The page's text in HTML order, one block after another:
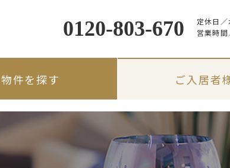
0120-803-670 定休日／
営業時間
物件を探す ご入居者